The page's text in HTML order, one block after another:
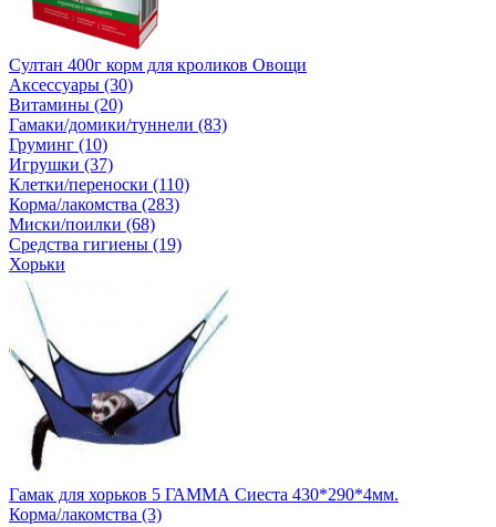
Султан 400г корм для кроликов Овощи
Аксессуары (30)
Витамины (20)
Гамаки/домики/туннели (83)
Груминг (10)
Игрушки (37)
Клетки/переноски (110)
Корма/лакомства (283)
Миски/поилки (68)
Средства гигиены (19)
Хорьки
Гамак для хорьков 5 ГАММА Сиеста 430*290*4мм.
Корма/лакомства (3)